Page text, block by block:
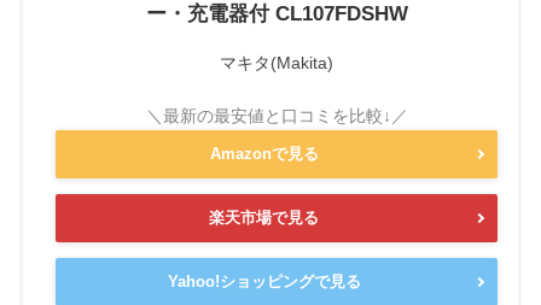
ー・充電器付 CL107FDSHW
マキタ(Makita)
Amazonで見る
楽天市場で見る
Yahoo!ショッピングで見る